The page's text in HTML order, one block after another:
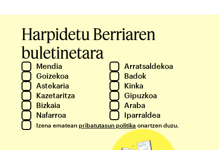
Harpidetu Berriaren
buletinetara
Mendia
Arratsaldekoa
Goizekoa
Badok
Astekaria
Kinka
Kazetaritza
Gipuzkoa
Bizkaia
Araba
Nafarroa
Iparraldea
Izena ematean pribatutasun politika onartzen duzu.